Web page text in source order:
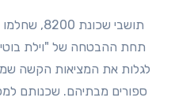
תושבי שכונת 8200, שחלמו על חיי טבע פסטורליים
תחת ההבטחה של "וילת
לגלות את המציאות הקשה
ספורים מבתיהם. שכנותם